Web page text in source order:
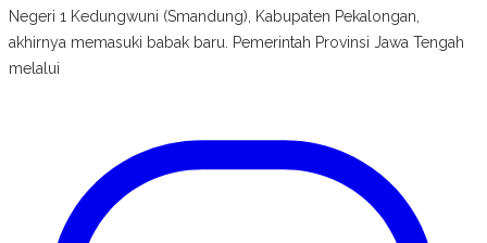
Negeri 1 Kedungwuni (Smandung), Kabupaten Pekalongan,
akhirnya memasuki babak baru. Pemerintah Provinsi Jawa Tengah
melalui